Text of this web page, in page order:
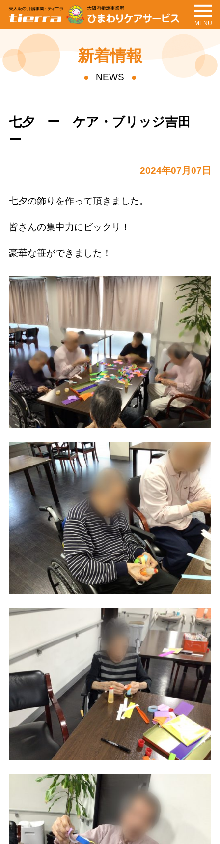
tierra
ひまわりケアサービ
ス
MENU
新着情報
NEWS
七夕 ー ケア・ブリッジ吉田
ー
2024年07月07日
七夕の飾りを作って頂きました。
皆さんの集中力にビックリ！
豪華な笹ができました！